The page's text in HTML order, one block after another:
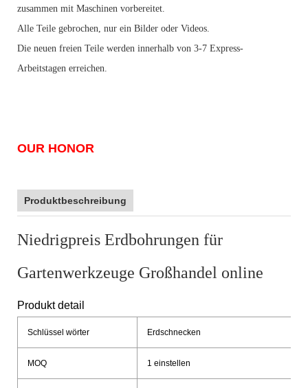
zusammen mit Maschinen vorbereitet.
Alle Teile gebrochen, nur ein Bilder oder Videos.
Die neuen freien Teile werden innerhalb von 3-7 Express-
Arbeitstagen erreichen.
OUR HONOR
Produktbeschreibung
Niedrigpreis Erdbohrungen für
Gartenwerkzeuge Großhandel online
Produkt detail
Schlüssel wörter Erdschnecken
MOQ 1 einstellen